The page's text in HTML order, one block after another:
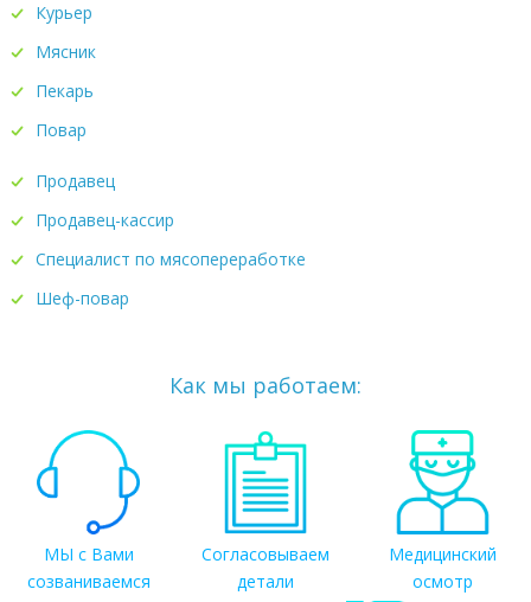
Курьер
Мясник
Пекарь
Повар
Продавец
Продавец-кассир
Специалист по мясопереработке
Шеф-повар
Как мы работаем:
МЫ с Вами
созваниваемся
Согласовываем
детали
Медицинский
осмотр